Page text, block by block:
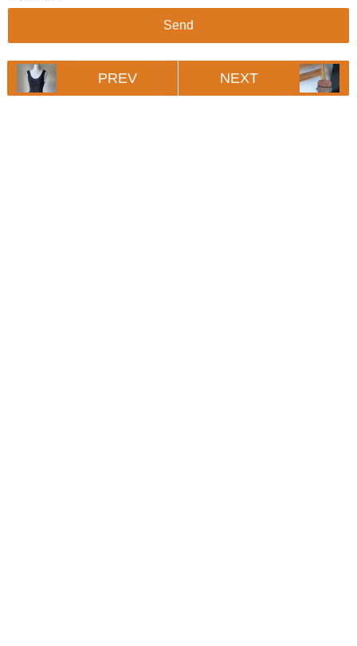
PREV NEXT